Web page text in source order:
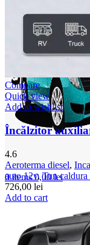
0items 0,00lei
Compare
Quick view
Add to wishlist
Încălzitor
4.6
Aeroterma diesel,
auto 12v,Tun caldura
726,00 lei
Add to cart